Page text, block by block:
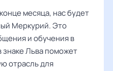
месяца, нас будет
Меркурий. Это
и обучения в
Льва поможет
отрасль для